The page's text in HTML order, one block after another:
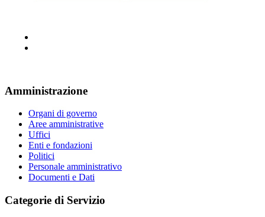
Amministrazione
Organi di governo
Aree amministrative
Uffici
Enti e fondazioni
Politici
Personale amministrativo
Documenti e Dati
Categorie di Servizio